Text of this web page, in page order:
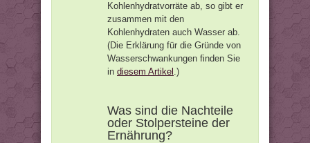
Kohlenhydratvorräte ab, so gibt er
zusammen mit den
Kohlenhydraten auch Wasser ab.
(Die Erklärung für die Gründe von
Wasserschwankungen finden Sie
in diesem Artikel .)
Was sind die Nachteile
oder Stolpersteine der
Ernährung?